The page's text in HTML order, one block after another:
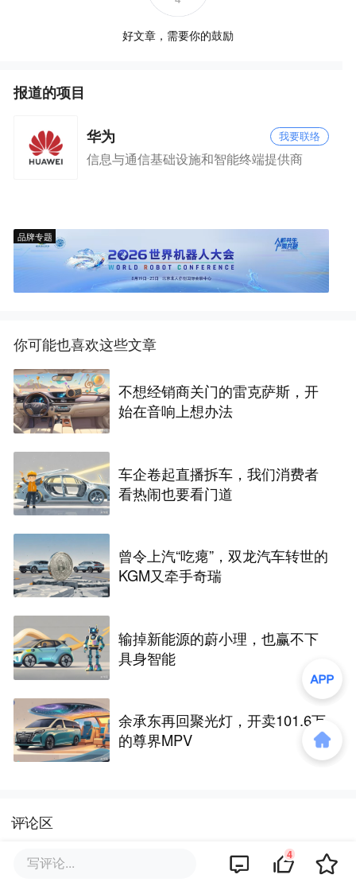
好文章，需要你的鼓励
报道的项目
华为 我要联络
信息与通信基础设施和智能终端提供商
品牌专题
你可能也喜欢这些文章
不想经销商关门的雷克萨斯，开
始在音响上想办法
车企卷起直播拆车，我们消费者
看热闹也要看门道
曾令上汽“吃瘪”，双龙汽车转世的
KGM又牵手奇瑞
输掉新能源的蔚小理，也赢不下
具身智能
余承东再回聚光灯，开卖101.6万
的尊界MPV
评论区
写评论... 4